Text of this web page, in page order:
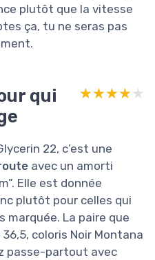
plutôt que la vitesse
ça, tu ne seras pas
qui
★★★★★
★★★★★
22, c’est une
avec un amorti
Elle est donnée
plutôt pour celles qui
marquée. La paire que
coloris Noir Montana
passe-partout avec